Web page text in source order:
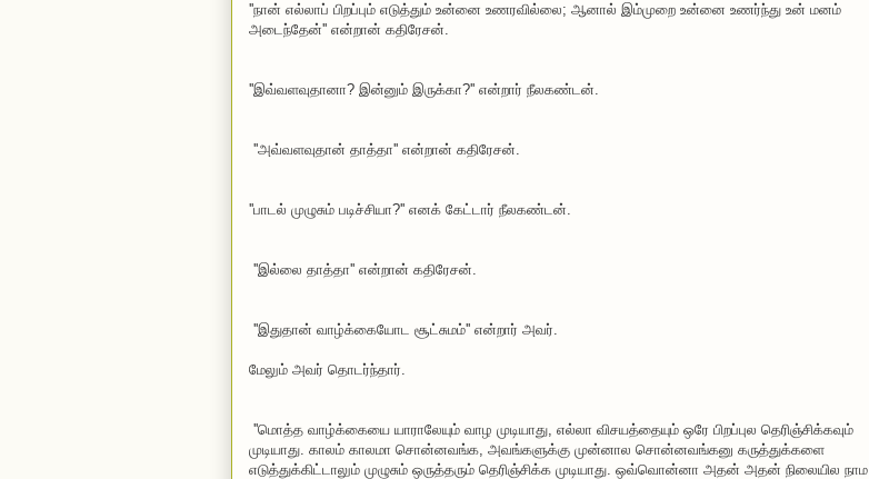
''நான் எல்லாப் பிறப்பும் எடுத்தும் உன்னை உணரவில்லை; ஆனால் இம்முறை உன்னை உணர்ந்து உன் மனம்
அடைந்தேன்'' என்றான் கதிரேசன்.
''இவ்வளவுதானா? இன்னும் இருக்கா?'' என்றார் நீலகண்டன்.
''அவ்வளவுதான் தாத்தா'' என்றான் கதிரேசன்.
''பாடல் முழுசும் படிச்சியா?'' எனக் கேட்டார் நீலகண்டன்.
''இல்லை தாத்தா'' என்றான் கதிரேசன்.
''இதுதான் வாழ்க்கையோட சூட்சுமம்'' என்றார் அவர்.
மேலும் அவர் தொடர்ந்தார்.
''மொத்த வாழ்க்கையை யாராலேயும் வாழ முடியாது, எல்லா விசயத்தையும் ஒரே பிறப்புல தெரிஞ்சிக்கவும்
முடியாது. காலம் காலமா சொன்னவங்க, அவங்களுக்கு முன்னால சொன்னவங்கனு கருத்துக்களை
எடுத்துக்கிட்டாலும் முழுசும் ஒருத்தரும் தெரிஞ்சிக்க முடியாது. ஒவ்வொன்னா அதன் அதன் நிலையில நாம